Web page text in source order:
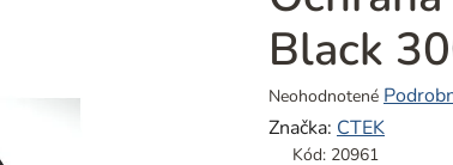
Black
Priemerné
hodnotenie
produktu
Neohodnotené
Značka: CTEK
Kód: 20961